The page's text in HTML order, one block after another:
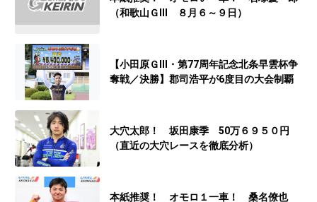
（和歌山ＧⅢ ８月６～９日）
【小田原ＧⅢ・第77周年記念北条早雲杯争
奪戦／決勝】郡司浩平が6度目の大会制覇
大穴太郎！ 坂田康季 50万６９５０円
（直近の大穴レースを徹底分析）
本紙推奨！ オモロ１一車！ 桑名僚也